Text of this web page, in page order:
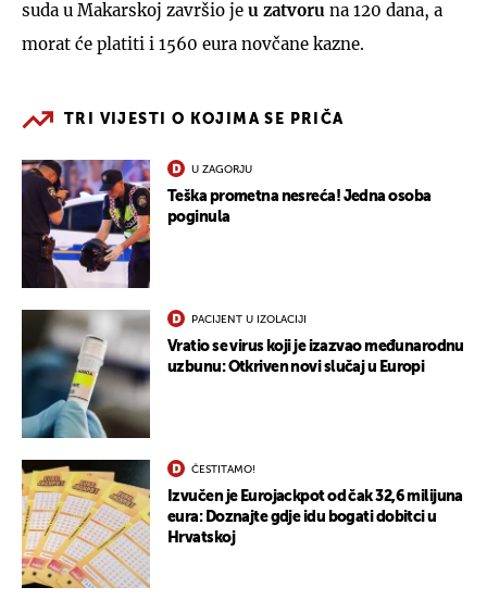
suda u Makarskoj završio je u zatvoru na 120 dana, a
morat će platiti i 1560 eura novčane kazne.
TRI VIJESTI O KOJIMA SE PRIČA
U ZAGORJU
Teška prometna nesreća! Jedna osoba
poginula
PACIJENT U IZOLACIJI
Vratio se virus koji je izazvao međunarodnu
uzbunu: Otkriven novi slučaj u Europi
ČESTITAMO!
Izvučen je Eurojackpot od čak 32,6 milijuna
eura: Doznajte gdje idu bogati dobitci u
Hrvatskoj